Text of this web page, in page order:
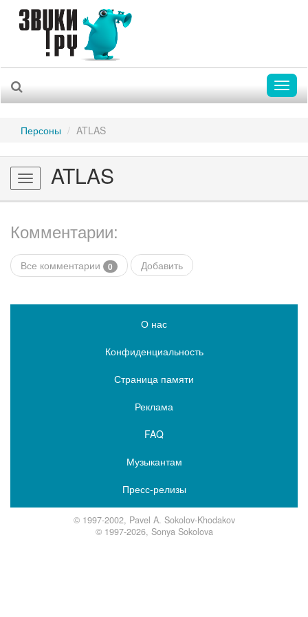
Персоны ATLAS
Toggle
navigation
ATLAS
Комментарии:
Все комментарии 0 Добавить
О нас
Конфиденциальность
Страница памяти
Реклама
FAQ
Музыкантам
Пресс-релизы
© 1997-2002, Pavel A. Sokolov-Khodakov
© 1997-2026, Sonya Sokolova